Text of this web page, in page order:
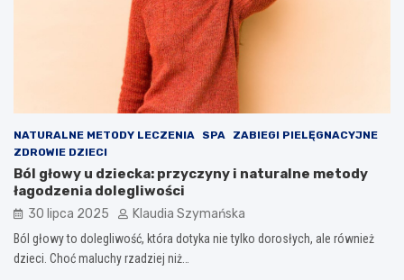
NATURALNE METODY LECZENIA SPA
ZABIEGI PIELĘGNACYJNE
ZDROWIE DZIECI
Ból głowy u dziecka: przyczyny i naturalne metody
łagodzenia dolegliwości
30 lipca 2025 Klaudia Szymańska
Ból głowy to dolegliwość, która dotyka nie tylko dorosłych, ale również
dzieci. Choć maluchy rzadziej niż…